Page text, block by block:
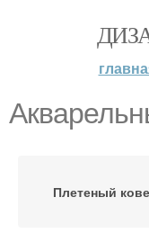
Плетеный